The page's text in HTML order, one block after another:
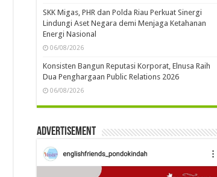
SKK Migas, PHR dan Polda Riau Perkuat Sinergi
Lindungi Aset Negara demi Menjaga Ketahanan
Energi Nasional
06/08/2026
Konsisten Bangun Reputasi Korporat, Elnusa Raih
Dua Penghargaan Public Relations 2026
06/08/2026
Advertisement